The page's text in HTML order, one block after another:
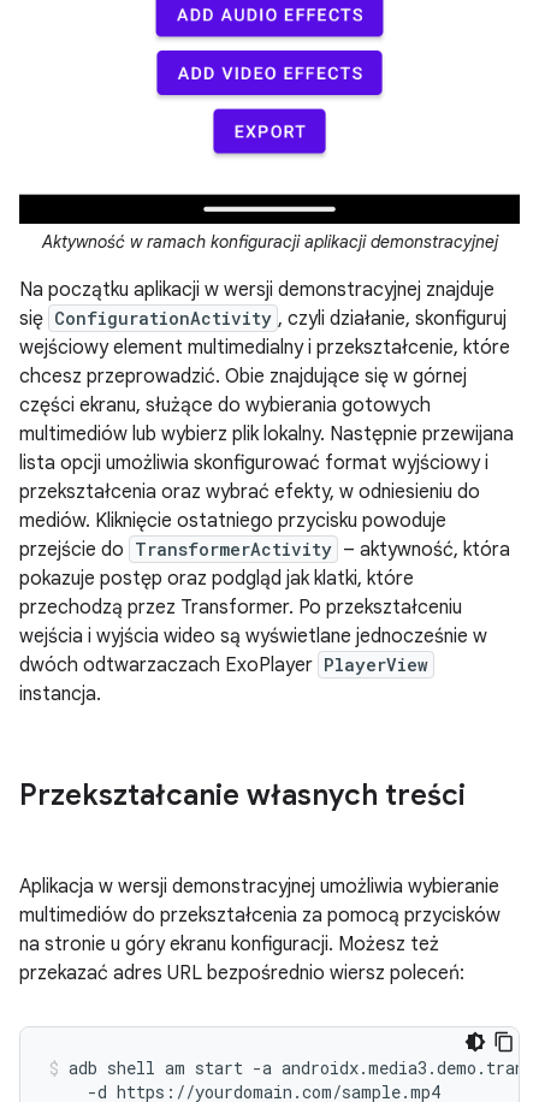
Aktywność w ramach konfiguracji aplikacji demonstracyjnej
Na początku aplikacji w wersji demonstracyjnej znajduje
się ConfigurationActivity , czyli działanie, skonfiguruj
wejściowy element multimedialny i przekształcenie, które
chcesz przeprowadzić. Obie znajdujące się w górnej
części ekranu, służące do wybierania gotowych
multimediów lub wybierz plik lokalny. Następnie przewijana
lista opcji umożliwia skonfigurować format wyjściowy i
przekształcenia oraz wybrać efekty, w odniesieniu do
mediów. Kliknięcie ostatniego przycisku powoduje
przejście do TransformerActivity – aktywność, która
pokazuje postęp oraz podgląd jak klatki, które
przechodzą przez Transformer. Po przekształceniu
wejścia i wyjścia wideo są wyświetlane jednocześnie w
dwóch odtwarzaczach ExoPlayer PlayerView
instancja.
Przekształcanie własnych treści
Aplikacja w wersji demonstracyjnej umożliwia wybieranie
multimediów do przekształcenia za pomocą przycisków
na stronie u góry ekranu konfiguracji. Możesz też
przekazać adres URL bezpośrednio wiersz poleceń:
adb shell am start -a